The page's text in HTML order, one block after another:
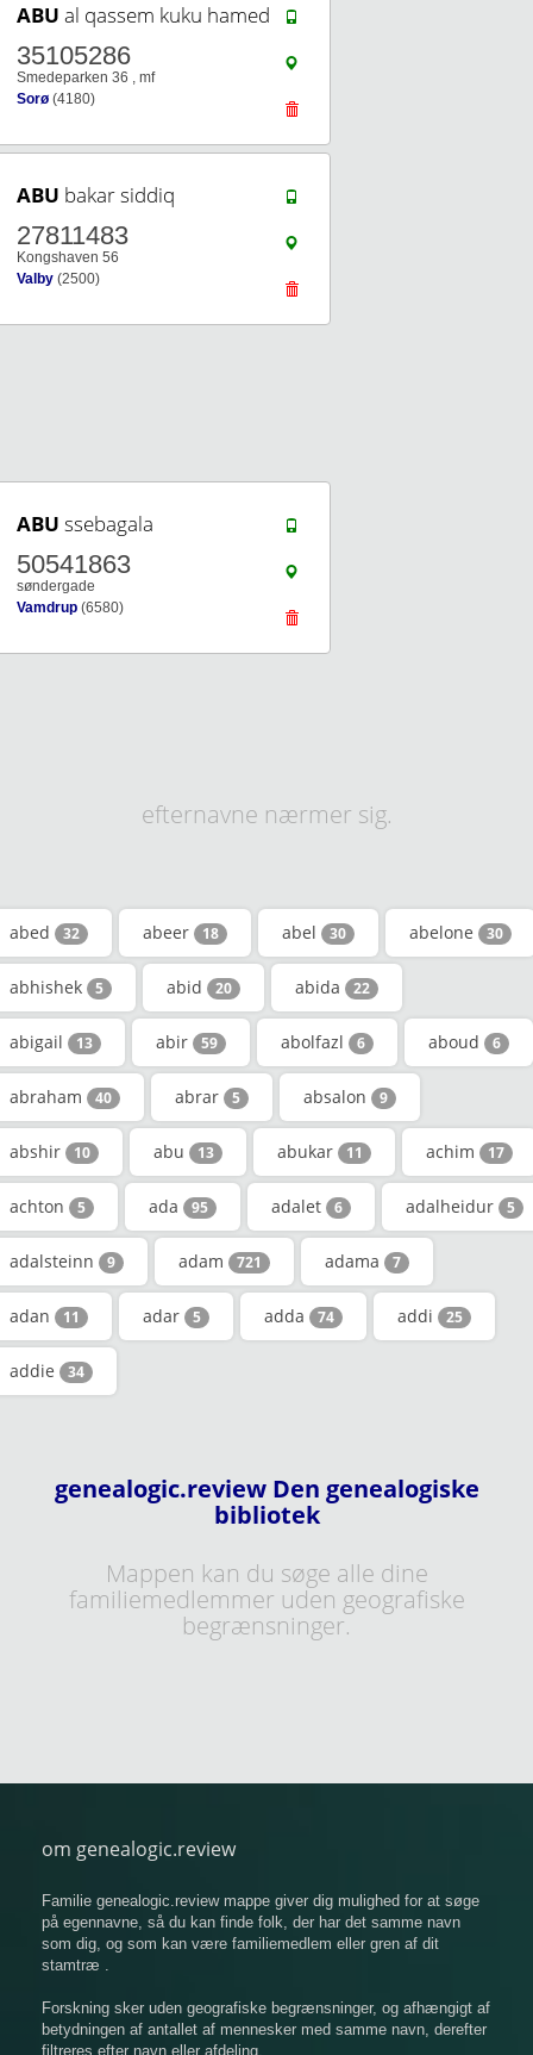
ABU al qassem kuku hamed
35105286
Smedeparken 36 , mf
Sorø (4180)
ABU bakar siddiq
27811483
Kongshaven 56
Valby (2500)
ABU ssebagala
50541863
søndergade
Vamdrup (6580)
efternavne nærmer sig.
abed 32 abeer 18 abel 30 abelone 30
abhishek 5 abid 20 abida 22
abigail 13 abir 59 abolfazl 6 aboud 6
abraham 40 abrar 5 absalon 9
abshir 10 abu 13 abukar 11 achim 17
achton 5 ada 95 adalet 6 adalheidur 5
adalsteinn 9 adam 721 adama 7
adan 11 adar 5 adda 74 addi 25
addie 34
genealogic.review Den genealogiske
bibliotek
Mappen kan du søge alle dine
familiemedlemmer uden geografiske
begrænsninger.
om genealogic.review
Familie genealogic.review mappe giver dig mulighed for at søge
på egennavne, så du kan finde folk, der har det samme navn
som dig, og som kan være familiemedlem eller gren af ​​dit
stamtræ .
Forskning sker uden geografiske begrænsninger, og afhængigt af
betydningen af ​​antallet af mennesker med samme navn, derefter
filtreres efter navn eller afdeling.